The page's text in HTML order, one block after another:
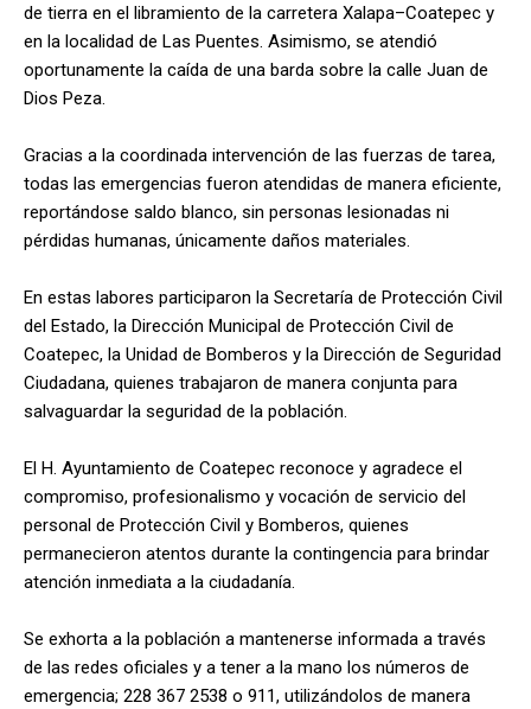
de tierra en el libramiento de la carretera Xalapa–Coatepec y
en la localidad de Las Puentes. Asimismo, se atendió
oportunamente la caída de una barda sobre la calle Juan de
Dios Peza.
Gracias a la coordinada intervención de las fuerzas de tarea,
todas las emergencias fueron atendidas de manera eficiente,
reportándose saldo blanco, sin personas lesionadas ni
pérdidas humanas, únicamente daños materiales.
En estas labores participaron la Secretaría de Protección Civil
del Estado, la Dirección Municipal de Protección Civil de
Coatepec, la Unidad de Bomberos y la Dirección de Seguridad
Ciudadana, quienes trabajaron de manera conjunta para
salvaguardar la seguridad de la población.
El H. Ayuntamiento de Coatepec reconoce y agradece el
compromiso, profesionalismo y vocación de servicio del
personal de Protección Civil y Bomberos, quienes
permanecieron atentos durante la contingencia para brindar
atención inmediata a la ciudadanía.
Se exhorta a la población a mantenerse informada a través
de las redes oficiales y a tener a la mano los números de
emergencia; 228 367 2538 o 911, utilizándolos de manera